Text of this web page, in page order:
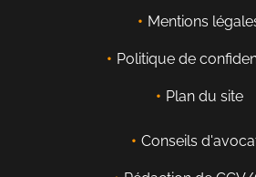
Mentions
Politique de
Plan du site
Conseils